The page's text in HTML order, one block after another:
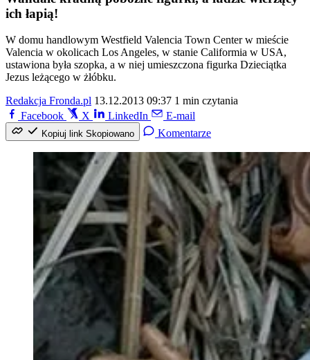
ich łapią!
W domu handlowym Westfield Valencia Town Center w mieście
Valencia w okolicach Los Angeles, w stanie Califormia w USA,
ustawiona była szopka, a w niej umieszczona figurka Dzieciątka
Jezus leżącego w żłóbku.
Redakcja Fronda.pl 13.12.2013 09:37 1 min czytania
Facebook
X LinkedIn E-mail
Kopiuj link Skopiowano Komentarze